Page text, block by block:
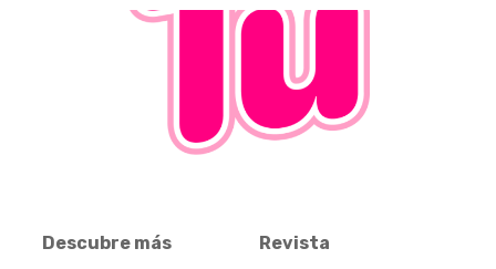
Descubre más
Revista